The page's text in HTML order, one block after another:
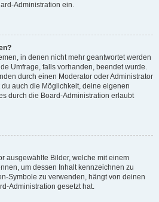
Administration ein.
in denen nicht mehr geantwortet werden
Umfrage, falls vorhanden, beendet wurde.
durch einen Moderator oder Administrator
auch die Möglichkeit, deine eigenen
durch die Board-Administration erlaubt
ausgewählte Bilder, welche mit einem
um dessen Inhalt kennzeichnen zu
Symbole zu verwenden, hängt von deinen
Administration gesetzt hat.